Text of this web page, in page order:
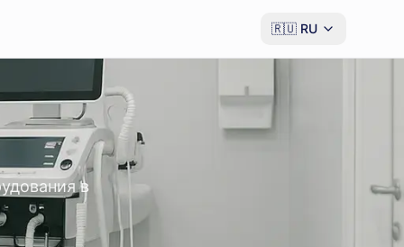
🇷🇺 RU
в